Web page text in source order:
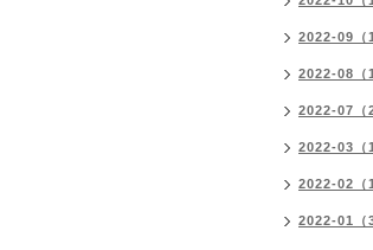
2022-09（1
2022-08（1
2022-07（2
2022-03（1
2022-02（1
2022-01（3